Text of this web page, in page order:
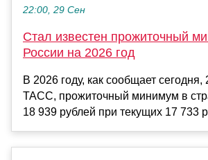
22:00, 29 Сен
Стал известен прожиточный
России на 2026 год
В 2026 году, как сообщает сегодня,
ТАСС, прожиточный минимум в
18 939 рублей при текущих 17 733